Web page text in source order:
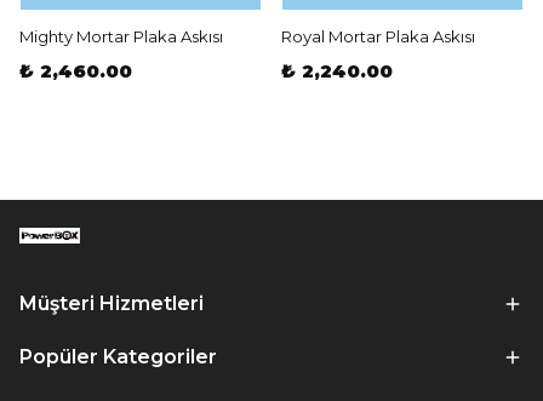
Mighty Mortar Plaka Askısı
₺ 2,460.00
Royal Mortar Plaka Askısı
₺ 2,240.00
Müşteri Hizmetleri
Popüler Kategoriler